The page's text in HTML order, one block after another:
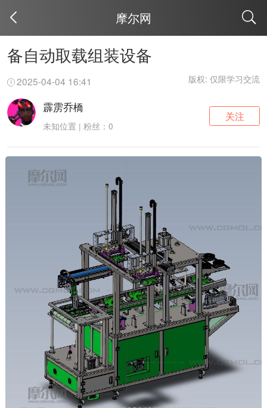
摩尔网
备自动取载组装设备
2025-04-04 16:41 版权: 仅限学习交流
霹雳乔橋
未知位置 | 粉丝：0
关注
取消